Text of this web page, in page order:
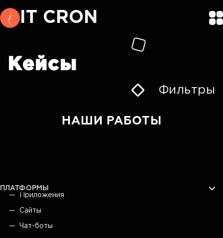
IT CRON
Кейсы
Фильтры
НАШИ РАБОТЫ
ПЛАТФОРМЫ
Приложения
Сайты
Чат-боты